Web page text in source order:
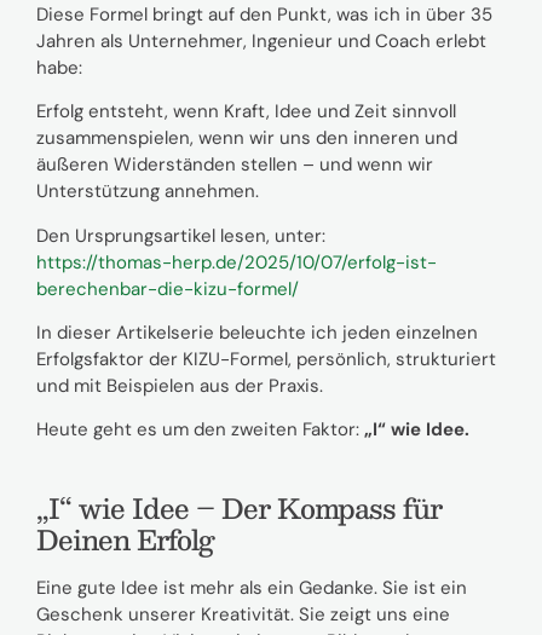
Diese Formel bringt auf den Punkt, was ich in über 35
Jahren als Unternehmer, Ingenieur und Coach erlebt
habe:
Erfolg entsteht, wenn Kraft, Idee und Zeit sinnvoll
zusammenspielen, wenn wir uns den inneren und
äußeren Widerständen stellen – und wenn wir
Unterstützung annehmen.
Den Ursprungsartikel lesen, unter:
https://thomas-herp.de/2025/10/07/erfolg-ist-
berechenbar-die-kizu-formel/
In dieser Artikelserie beleuchte ich jeden einzelnen
Erfolgsfaktor der KIZU-Formel, persönlich, strukturiert
und mit Beispielen aus der Praxis.
Heute geht es um den zweiten Faktor: „I“ wie Idee.
„I“ wie Idee – Der Kompass für
Deinen Erfolg
Eine gute Idee ist mehr als ein Gedanke. Sie ist ein
Geschenk unserer Kreativität. Sie zeigt uns eine